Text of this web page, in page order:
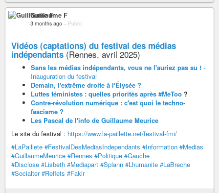
Guillaume F
3 months ago – Public
Vidéos (captations) du festival des médias
indépendants (Rennes, avril 2025)
Sans les médias indépendants, vous ne l'auriez pas su ! -
Inauguration du festival
Demain, l'extrême droite à l'Élysée ?
Luttes féministes : quelles priorités après #MeToo ?
Contre-révolution numérique : c'est quoi le techno-
fascisme ?
Les Pascal de l'info de Guillaume Meurice
Le site du festival : https://www.la-paillette.net/festival-fmi/
#LaPaillete #FestivalDesMediasIndependants #Information #Medias
#GuillaumeMeurice #Rennes #Politique #Gauche
#Disclose #Lisbeth #Mediapart #Splann #Lhumanite #LaBreche
#Socialter #Reflets #Fakir